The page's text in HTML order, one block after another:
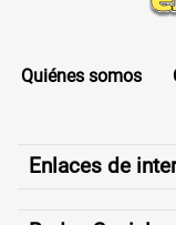
Quiénes somos
Enlaces de